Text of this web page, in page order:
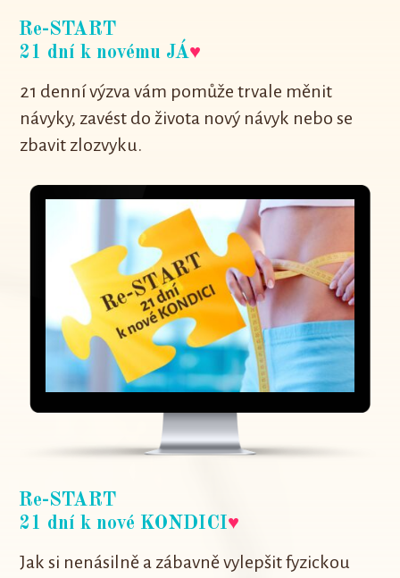
Re-START
21 dní k novému JÁ♥
21 denní výzva vám pomůže trvale měnit
návyky, zavést do života nový návyk nebo se
zbavit zlozvyku.
Re-START
21 dní k nové KONDICI♥
Jak si nenásilně a zábavně vylepšit fyzickou